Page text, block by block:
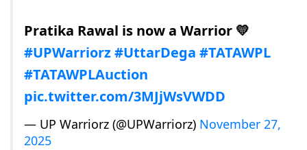
Pratika Rawal is now a Warrior 💛
#UPWarriorz#UttarDega #TATAWPL
#TATAWPLAuction
pic.twitter.com/3MJjWsVWDD
— UP Warriorz (@UPWarriorz) November 27,
2025